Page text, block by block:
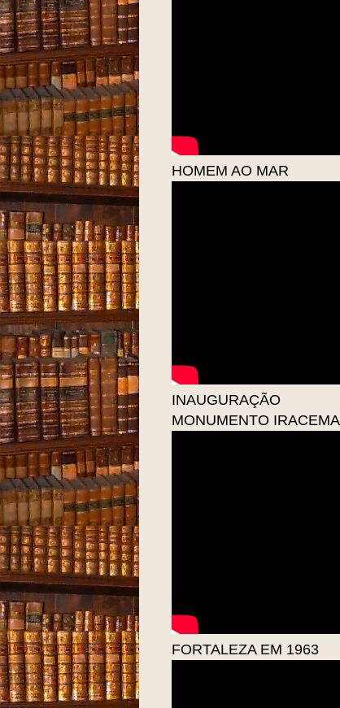
HOMEM AO MAR
INAUGURAÇÃO
MONUMENTO IRACEMA
FORTALEZA EM 1963